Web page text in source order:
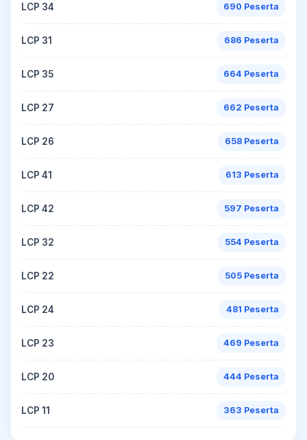
LCP 34 690 Peserta
LCP 31 686 Peserta
LCP 35 664 Peserta
LCP 27 662 Peserta
LCP 26 658 Peserta
LCP 41 613 Peserta
LCP 42 597 Peserta
LCP 32 554 Peserta
LCP 22 505 Peserta
LCP 24 481 Peserta
LCP 23 469 Peserta
LCP 20 444 Peserta
LCP 11 363 Peserta